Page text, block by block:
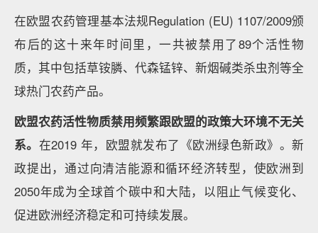
在欧盟农药管理基本法规Regulation (EU) 1107/2009颁
布后的这十来年时间里，一共被禁用了89个活性物
质，其中包括草铵膦、代森锰锌、新烟碱类杀虫剂等全
球热门农药产品。
欧盟农药活性物质禁用频繁跟欧盟的政策大环境不无关
系。 在2019 年，欧盟就发布了《欧洲绿色新政》。新
政提出，通过向清洁能源和循环经济转型，使欧洲到
2050年成为全球首个碳中和大陆，以阻止气候变化、
促进欧洲经济稳定和可持续发展。